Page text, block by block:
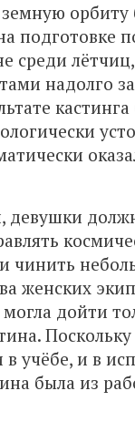
подготовке
среди
надолго
девушки
чинить
женских
дойти
учёбе, и в
была из